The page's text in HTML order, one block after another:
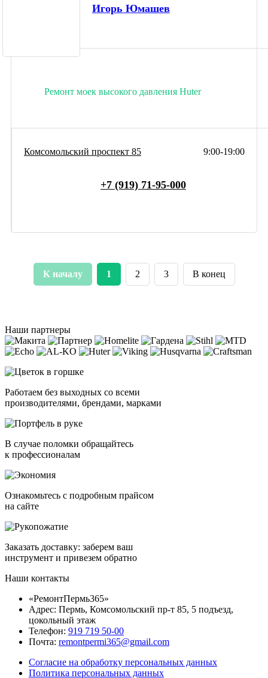
Игорь Юмашев
Ремонт моек высокого давления Huter
9:00-19:00
Комсомольский проспект 85
+7 (919) 71-95-000
К началу 1 2 3 В конец
Наши партнеры
Работаем без выходных со всеми
производителями, брендами, марками
В случае поломки обращайтесь
к профессионалам
Ознакомьтесь с подробным прайсом
на сайте
Заказать доставку: заберем ваш
инструмент и привезем обратно
Наши контакты
«РемонтПермь365»
Адрес: Пермь, Комсомольский пр-т 85, 5 подъезд,
цокольный этаж
Телефон: 919 719 50-00
Почта: remontpermi365@gmail.com
Согласие на обработку персональных данных
Политика персональных данных